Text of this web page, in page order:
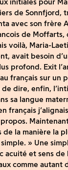
de Sonnfjord,
avec son frère
de Moffarts,
voilà, Maria-
avait besoin
profond. Exit
français sur un
dire, enfin,
sa langue
français
de la manière la
simple. » Une
acuité et sens de
comme autant